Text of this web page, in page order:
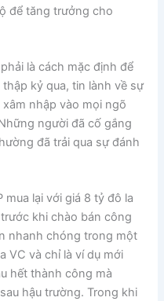
để tăng trưởng cho
là cách mặc định để
kỷ qua, tin lành về sự
nhập vào mọi ngõ
người đã cố gắng
đã trải qua sự đánh
lại với giá 8 tỷ đô la
khi chào bán công
nhanh chóng trong một
VC và chỉ là ví dụ mới
hết thành công mà
hậu trường. Trong khi